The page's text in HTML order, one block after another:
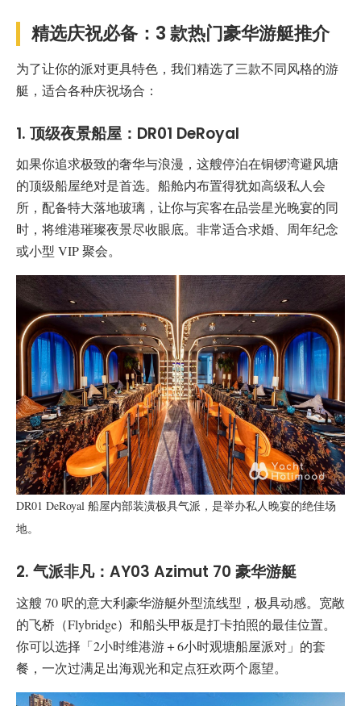
精选庆祝必备：3 款热门豪华游艇推介
为了让你的派对更具特色，我们精选了三款不同风格的游
艇，适合各种庆祝场合：
1. 顶级夜景船屋：DR01 DeRoyal
如果你追求极致的奢华与浪漫，这艘停泊在铜锣湾避风塘
的顶级船屋绝对是首选。船舱内布置得犹如高级私人会
所，配备特大落地玻璃，让你与宾客在品尝星光晚宴的同
时，将维港璀璨夜景尽收眼底。非常适合求婚、周年纪念
或小型 VIP 聚会。
DR01 DeRoyal 船屋内部装潢极具气派，是举办私人晚宴的绝佳场
地。
2. 气派非凡：AY03 Azimut 70 豪华游艇
这艘 70 呎的意大利豪华游艇外型流线型，极具动感。宽敞
的飞桥（Flybridge）和船头甲板是打卡拍照的最佳位置。
你可以选择「2小时维港游＋6小时观塘船屋派对」的套
餐，一次过满足出海观光和定点狂欢两个愿望。